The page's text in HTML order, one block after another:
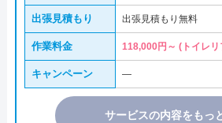
出張見積もり 出張見積もり無料
作業料金 118,000円～ (トイレリ
キャンペーン ―
サービスの内容をもっ